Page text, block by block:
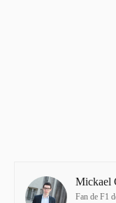
Mickael
Fan de F1